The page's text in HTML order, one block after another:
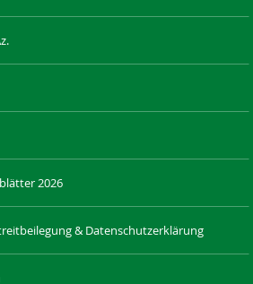
2026
& Datenschutzerklärung